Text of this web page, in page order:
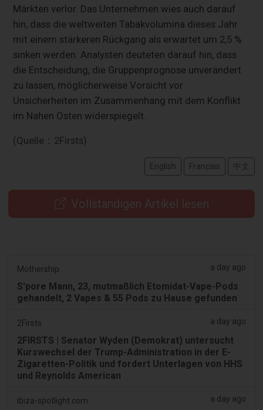
Märkten verlor. Das Unternehmen wies auch darauf
hin, dass die weltweiten Tabakvolumina dieses Jahr
mit einem stärkeren Rückgang als erwartet um 2,5 %
sinken werden. Analysten deuteten darauf hin, dass
die Entscheidung, die Gruppenprognose unverändert
zu lassen, möglicherweise Vorsicht vor
Unsicherheiten im Zusammenhang mit dem Konflikt
im Nahen Osten widerspiegelt.
(Quelle：2Firsts)
English Français 中文
Vollständigen Artikel lesen
Mothership. a day ago
S'pore Mann, 23, mutmaßlich Etomidat-Vape-Pods
gehandelt, 2 Vapes & 55 Pods zu Hause gefunden
2Firsts a day ago
2FIRSTS | Senator Wyden (Demokrat) untersucht
Kurswechsel der Trump-Administration in der E-
Zigaretten-Politik und fordert Unterlagen von HHS
und Reynolds American
ibiza-spotlight.com a day ago